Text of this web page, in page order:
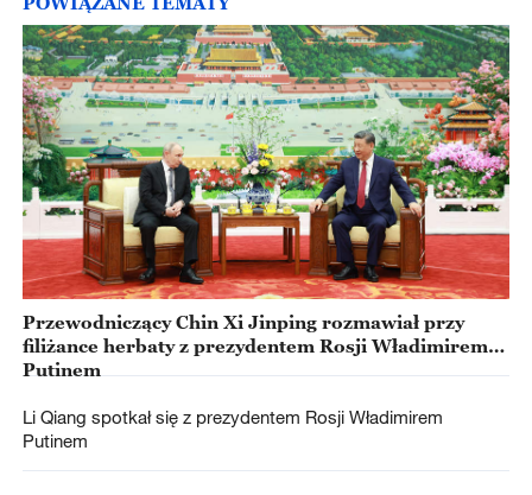
Przewodniczący Chin Xi Jinping rozmawiał przy
filiżance herbaty z prezydentem Rosji Władimirem
Putinem
Li Qiang spotkał się z prezydentem Rosji Władimirem
Putinem